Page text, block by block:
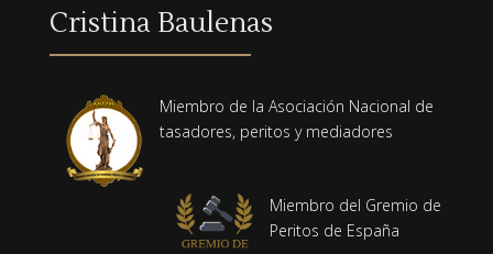
Cristina Baulenas
Miembro de la Asociación Nacional de
tasadores, peritos y mediadores
Miembro del Gremio de
Peritos de España